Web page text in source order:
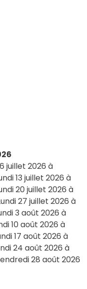
juillet 2026 à
13 juillet 2026 à
20 juillet 2026 à
27 juillet 2026 à
3 août 2026 à
10 août 2026 à
17 août 2026 à
24 août 2026 à
28 août 2026